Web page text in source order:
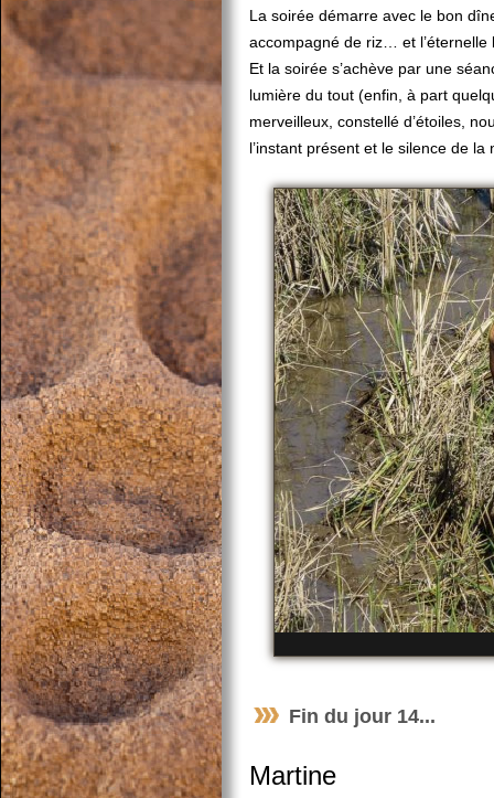
La soirée démarre avec le bon
accompagné de riz… et l’éternelle
Et la soirée s’achève par une
lumière du tout (enfin, à part
merveilleux, constellé d’étoiles,
l’instant présent et le silence de la
Fin du jour 14...
Martine